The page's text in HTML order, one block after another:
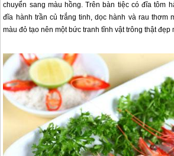
chuyển sang màu hồng. Trên bàn tiệc có đĩa tôm
đĩa hành trần củ trắng tinh, dọc hành và rau thơm
màu đỏ tạo nên một bức tranh tĩnh vật trông thật đẹp